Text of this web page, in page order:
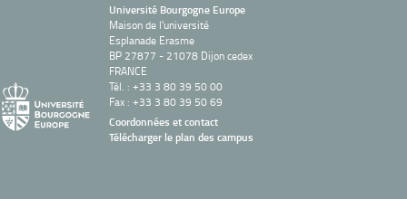
Université Bourgogne Europe
Maison de l'université
Esplanade Erasme
BP 27877 - 21078 Dijon cedex
FRANCE
Tél. : +33 3 80 39 50 00
Fax : +33 3 80 39 50 69
Coordonnées et contact
Télécharger le plan des campus